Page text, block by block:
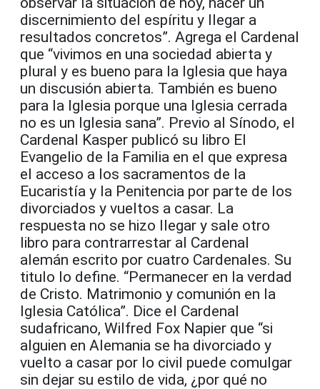
discernimiento del espíritu y llegar a
resultados concretos”. Agrega el Cardenal
que “vivimos en una sociedad abierta y
plural y es bueno para la Iglesia que haya
un discusión abierta. También es bueno
para la Iglesia porque una Iglesia cerrada
no es un Iglesia sana”. Previo al Sínodo, el
Cardenal Kasper publicó su libro El
Evangelio de la Familia en el que expresa
el acceso a los sacramentos de la
Eucaristía y la Penitencia por parte de los
divorciados y vueltos a casar. La
respuesta no se hizo llegar y sale otro
libro para contrarrestar al Cardenal
alemán escrito por cuatro Cardenales. Su
titulo lo define. “Permanecer en la verdad
de Cristo. Matrimonio y comunión en la
Iglesia Católica”. Dice el Cardenal
sudafricano, Wilfred Fox Napier que “si
alguien en Alemania se ha divorciado y
vuelto a casar por lo civil puede comulgar
sin dejar su estilo de vida, ¿por qué no